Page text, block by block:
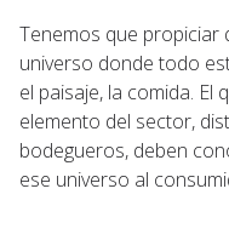
Tenemos que propiciar
universo donde todo
el paisaje, la comida. El
elemento del sector,
bodegueros, deben
ese universo al